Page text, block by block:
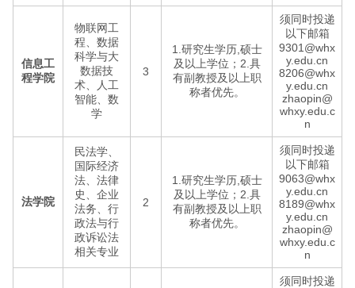
信息工
程学院
物联网工
程、数据
科学与大
数据技
术、人工
智能、数
学
3
1.研究生学历,硕士
及以上学位；2.具
有副教授及以上职
称者优先。
须同时投递
以下邮箱
9301@whx
y.edu.cn
8206@whx
y.edu.cn
zhaopin@
whxy.edu.c
n
法学院
民法学、
国际经济
法、法律
史、企业
法务、行
政法与行
政诉讼法
相关专业
2
1.研究生学历,硕士
及以上学位；2.具
有副教授及以上职
称者优先。
须同时投递
以下邮箱
9063@whx
y.edu.cn
8189@whx
y.edu.cn
zhaopin@
whxy.edu.c
n
须同时投递